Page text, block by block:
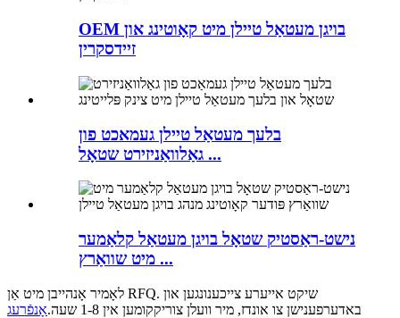
OEM בויגן מעטאַל טיילן מיט קאָוטינג און
זיידסקרין
בלעך מעטאַל טיילן געמאכט פון
גאַלוואַניזירט שטאָל ...
נישט-ראַסטיק שטאָל בויגן מעטאַל קלאַמער
מיט שוואַרץ ...
לאָמיר אָנהייבן מיט אַן RFQ. שיקט אייערע צייכענונגען און
באדערפענישן צו אונדז, מיר וועלן צוריקקומען אין 1-8 שעה.
אָנפֿרעג